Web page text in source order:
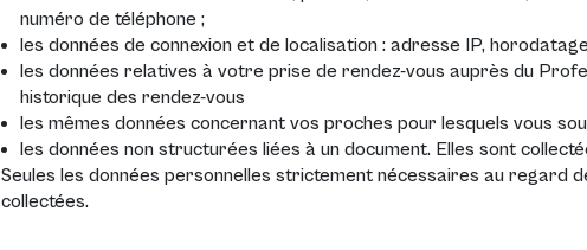
numéro de téléphone ;
les données de connexion et de localisation : adresse IP,
les données relatives à votre prise de rendez-vous auprès du
historique des rendez-vous
les mêmes données concernant vos proches pour lesquels vous
les données non structurées liées à un document. Elles sont
Seules les données personnelles strictement nécessaires au regard
collectées.